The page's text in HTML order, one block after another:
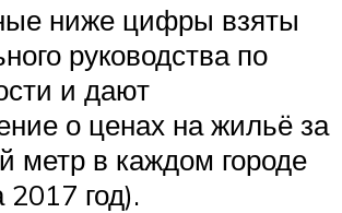
ниже цифры взяты
руководства по
и дают
о ценах на жильё за
метр в каждом городе
2017 год).